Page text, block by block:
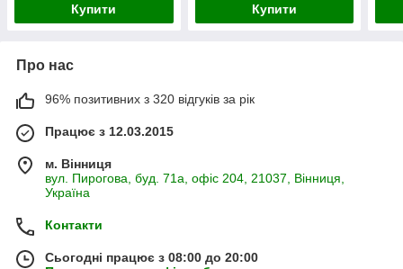
Купити Купити
Про нас
96% позитивних з 320 відгуків за рік
Працює з 12.03.2015
м. Вінниця
вул. Пирогова, буд. 71а, офіс 204, 21037, Вінниця,
Україна
Контакти
Сьогодні працює з 08:00 до 20:00